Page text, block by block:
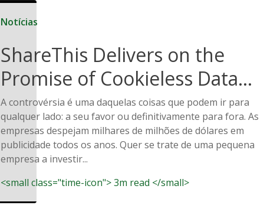
Notícias
ShareThis Delivers on the
Promise of Cookieless Data
Solutions
A controvérsia é uma daquelas coisas que podem ir para
qualquer lado: a seu favor ou definitivamente para fora. As
empresas despejam milhares de milhões de dólares em
publicidade todos os anos. Quer se trate de uma pequena
empresa a investir...
<small class="time-icon"> 3m read </small>